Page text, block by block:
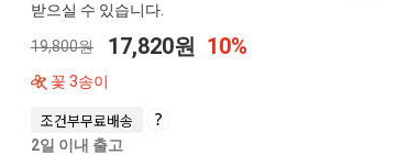
받으실 수 있습니다.
19,800원 17,820원 10%
꽃 3송이
조건부무료배송
2일 이내 출고